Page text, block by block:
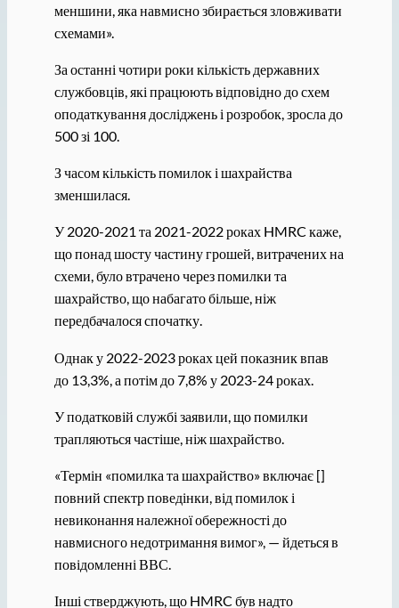
меншини, яка навмисно збирається зловживати
схемами».
За останні чотири роки кількість державних
службовців, які працюють відповідно до схем
оподаткування досліджень і розробок, зросла до
500 зі 100.
З часом кількість помилок і шахрайства
зменшилася.
У 2020-2021 та 2021-2022 роках HMRC каже,
що понад шосту частину грошей, витрачених на
схеми, було втрачено через помилки та
шахрайство, що набагато більше, ніж
передбачалося спочатку.
Однак у 2022-2023 роках цей показник впав
до 13,3%, а потім до 7,8% у 2023-24 роках.
У податковій службі заявили, що помилки
трапляються частіше, ніж шахрайство.
«Термін «помилка та шахрайство» включає []
повний спектр поведінки, від помилок і
невиконання належної обережності до
навмисного недотримання вимог», — йдеться в
повідомленні ВВС.
Інші стверджують, що HMRC був надто